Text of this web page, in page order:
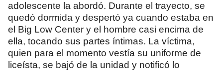
adolescente la abordó. Durante el trayecto, se
quedó dormida y despertó ya cuando estaba en
el Big Low Center y el hombre casi encima de
ella, tocando sus partes íntimas. La víctima,
quien para el momento vestía su uniforme de
liceísta, se bajó de la unidad y notificó lo